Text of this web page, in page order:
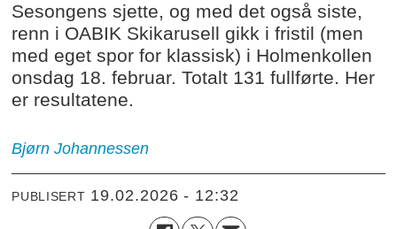
Sesongens sjette, og med det også siste,
renn i OABIK Skikarusell gikk i fristil (men
med eget spor for klassisk) i Holmenkollen
onsdag 18. februar. Totalt 131 fullførte. Her
er resultatene.
Bjørn Johannessen
PUBLISERT 19.02.2026 - 12:32